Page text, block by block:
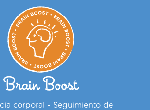
Brain Boost
corporal - Seguimiento de